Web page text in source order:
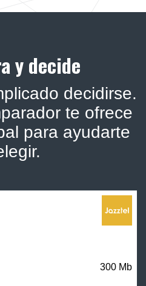
y decide
decidirse.
te ofrece
para ayudarte
300 Mb